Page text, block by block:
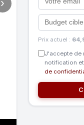
›
Prix actuel :
J'accepte de
notification
de